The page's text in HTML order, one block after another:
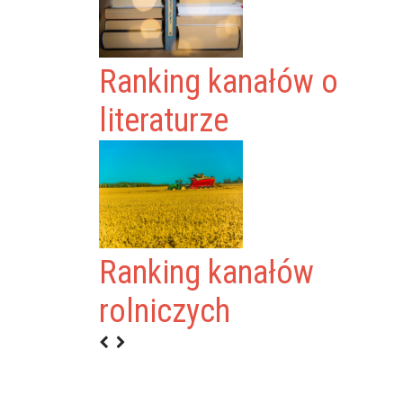
Ranking kanałów o
literaturze
Ranking kanałów
rolniczych